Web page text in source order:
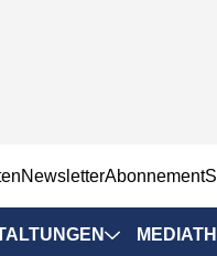
NewsletterAbonnement